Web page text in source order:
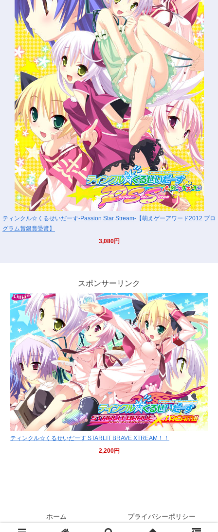
ティンクル☆くるせいだーす-Passion Star Stream-【萌えゲーアワード2012 プロ
グラム賞銀賞受賞】
3,080円
スポンサーリンク
ティンクル☆くるせいだーす STARLIT BRAVE XTREAM！！
2,200円
ホーム プライバシーポリシー